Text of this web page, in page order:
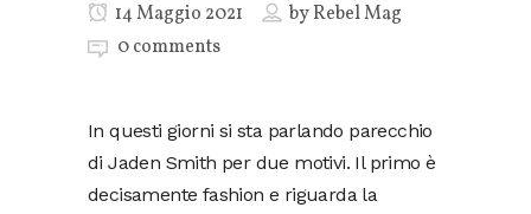
14 Maggio 2021 byRebel Mag
0 comments
In questi giorni si sta parlando parecchio
di Jaden Smith per due motivi. Il primo è
decisamente fashion e riguarda la